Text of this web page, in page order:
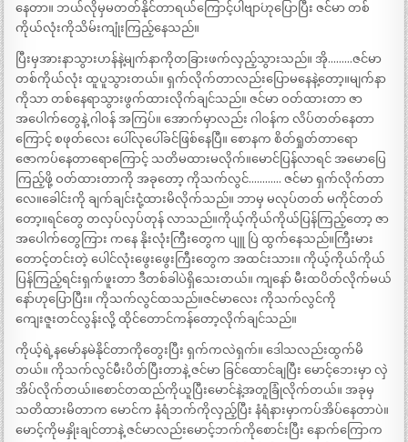
နေတာ။ ဘယ်လိုမှမတတ်နိုင်တာရယ်ကြောင့်ပါဗျာ´ဟုပြောပြီး ဇင်မာ တစ်
ကိုယ်လုံးကိုသိမ်းကျုံးကြည့်နေသည်။
ပြီးမှအားနာသွားဟန်နဲ့မျက်နာကိုတခြားဖက်လှည့်သွားသည်။ အို………ဇင်မာ
တစ်ကိုယ်လုံး ထူပူသွားတယ်။ ရှက်လိုက်တာလည်းပြောမနေနဲ့တော့။မျက်နာ
ကိုသာ တစ်နေရာသွားဖွက်ထားလိုက်ချင်သည်။ ဇင်မာ ဝတ်ထားတာ ဇာ
အပေါက်တွေနဲ့ ဂါဝန် အကြပ်။ အောက်မှာလည်း ဂါဝန်က လိပ်တတ်နေတာ
ကြောင့် စဖုတ်လေး ပေါ်လုပေါ်ခင်ဖြစ်နေပြီ။ စောနက စိတ်ရှုတ်တာရော
ဇောကပ်နေတာရောကြောင့် သတိမထားမလိုက်။မောင်ပြန်လာရင် အမောပြေ
ကြည့်ဖို့ ဝတ်ထားတာကို အခုတော့ ကိုသက်လွင်………… ဇင်မာ ရှက်လိုက်တာ
လေ။ခေါင်းကို ချက်ချင်းငုံ့ထားမိလိုက်သည်။ ဘာမှ မလုပ်တတ် မကိုင်တတ်
တော့။ရင်တွေ တလှပ်လှပ်တုန် လာသည်။ကိုယ့်ကိုယ်ကိုယ်ပြန်ကြည့်တော့ ဇာ
အပေါက်တွေကြား ကနေ နိုးလုံးကြီးတွေက ပျူ ပြဲ ထွက်နေသည်။ကြီးမား
တောင့်တင်းတဲ့ ပေါင်လုံးဖွေးဖွေးကြီးတွေက အထင်းသား။ ကိုယ့်ကိုယ်ကိုယ်
ပြန်ကြည့်ရင်းရှက်ဖူးတာ ဒီတစ်ခါပဲရှိသေးတယ်။ ကျနော် မီးထပိတ်လိုက်မယ်
နော်ဟုပြောပြီး။ ကိုသက်လွင်ထသည်။ဇင်မာလေး ကိုသက်လွင်ကို
ကျေးဇူးတင်လွန်းလို့ ထိုင်တောင်ကန်တော့လိုက်ချင်သည်။
ကိုယ့်ရဲ့နမော်နမဲနိုင်တာကိုတွေးပြီး ရှက်ကလဲရှက်။ ဒေါသလည်းထွက်မိ
တယ်။ ကိုသက်လွင်မီးပိတ်ပြီးတာနဲ့ ဇင်မာ ခြင်ထောင်ချပြီး မောင့်ဘေးမှာ လှဲ
အိပ်လိုက်တယ်။စောင်တထည်ကိုယူပြီးမောင်နဲ့အတူခြုံလိုက်တယ်။ အခုမှ
သတိထားမိတာက မောင်က နံရံဘက်ကိုလှည့်ပြီး နံရံနားမှာကပ်အိပ်နေတာပဲ။
မောင့်ကိုမနှိုးချင်တာနဲ့ ဇင်မာလည်းမောင့်ဘက်ကိုစောင်းပြီး နောက်ကြောက